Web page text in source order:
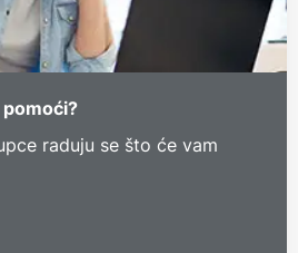
raduju se što će vam